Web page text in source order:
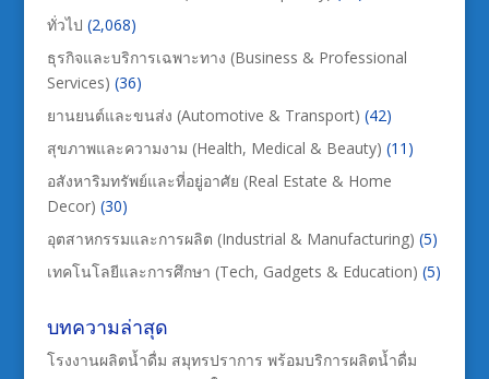
ทั่วไป (2,068)
ธุรกิจและบริการเฉพาะทาง (Business & Professional
Services) (36)
ยานยนต์และขนส่ง (Automotive & Transport) (42)
สุขภาพและความงาม (Health, Medical & Beauty) (11)
อสังหาริมทรัพย์และที่อยู่อาศัย (Real Estate & Home
Decor) (30)
อุตสาหกรรมและการผลิต (Industrial & Manufacturing) (5)
เทคโนโลยีและการศึกษา (Tech, Gadgets & Education) (5)
บทความล่าสุด
โรงงานผลิตน้ำดื่ม สมุทรปราการ พร้อมบริการผลิตน้ำดื่ม